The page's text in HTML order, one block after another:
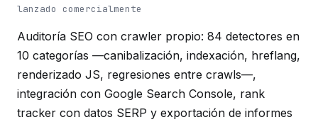
lanzado comercialmente
Auditoría SEO con crawler propio: 84 detectores en
10 categorías —canibalización, indexación, hreflang,
renderizado JS, regresiones entre crawls—,
integración con Google Search Console, rank
tracker con datos SERP y exportación de informes